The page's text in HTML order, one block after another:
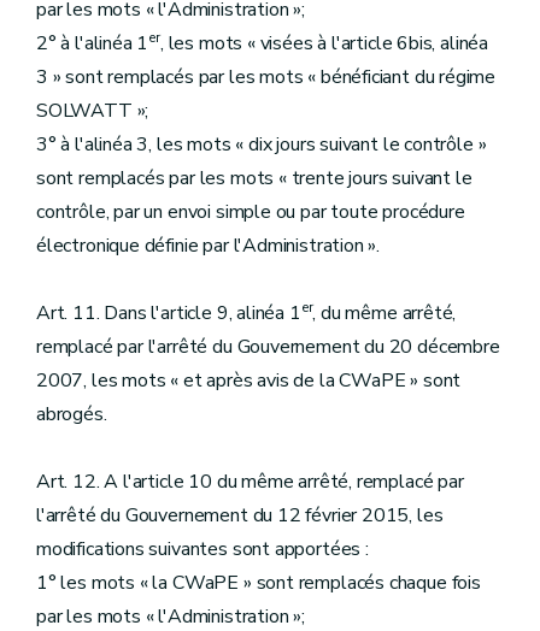
par les mots « l'Administration »;
2° à l'alinéa 1er, les mots « visées à l'article 6bis, alinéa
3 » sont remplacés par les mots « bénéficiant du régime
SOLWATT »;
3° à l'alinéa 3, les mots « dix jours suivant le contrôle »
sont remplacés par les mots « trente jours suivant le
contrôle, par un envoi simple ou par toute procédure
électronique définie par l'Administration ».
Art. 11. Dans l'article 9, alinéa 1er, du même arrêté,
remplacé par l'arrêté du Gouvernement du 20 décembre
2007, les mots « et après avis de la CWaPE » sont
abrogés.
Art. 12. A l'article 10 du même arrêté, remplacé par
l'arrêté du Gouvernement du 12 février 2015, les
modifications suivantes sont apportées :
1° les mots « la CWaPE » sont remplacés chaque fois
par les mots « l'Administration »;